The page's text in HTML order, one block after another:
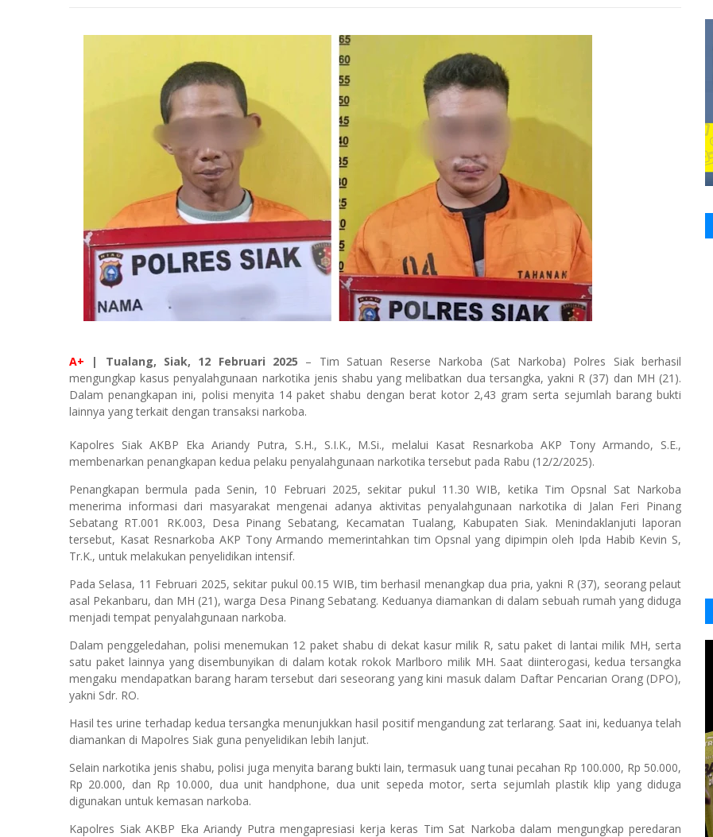
A+ | Tualang, Siak, 12 Februari 2025 – Tim Satuan Reserse Narkoba (Sat Narkoba) Polres Siak berhasil
mengungkap kasus penyalahgunaan narkotika jenis shabu yang melibatkan dua tersangka, yakni R (37) dan MH (21).
Dalam penangkapan ini, polisi menyita 14 paket shabu dengan berat kotor 2,43 gram serta sejumlah barang bukti
lainnya yang terkait dengan transaksi narkoba.
Kapolres Siak AKBP Eka Ariandy Putra, S.H., S.I.K., M.Si., melalui Kasat Resnarkoba AKP Tony Armando, S.E.,
membenarkan penangkapan kedua pelaku penyalahgunaan narkotika tersebut pada Rabu (12/2/2025).
Penangkapan bermula pada Senin, 10 Februari 2025, sekitar pukul 11.30 WIB, ketika Tim Opsnal Sat Narkoba
menerima informasi dari masyarakat mengenai adanya aktivitas penyalahgunaan narkotika di Jalan Feri Pinang
Sebatang RT.001 RK.003, Desa Pinang Sebatang, Kecamatan Tualang, Kabupaten Siak. Menindaklanjuti laporan
tersebut, Kasat Resnarkoba AKP Tony Armando memerintahkan tim Opsnal yang dipimpin oleh Ipda Habib Kevin S,
Tr.K., untuk melakukan penyelidikan intensif.
Pada Selasa, 11 Februari 2025, sekitar pukul 00.15 WIB, tim berhasil menangkap dua pria, yakni R (37), seorang pelaut
asal Pekanbaru, dan MH (21), warga Desa Pinang Sebatang. Keduanya diamankan di dalam sebuah rumah yang diduga
menjadi tempat penyalahgunaan narkoba.
Dalam penggeledahan, polisi menemukan 12 paket shabu di dekat kasur milik R, satu paket di lantai milik MH, serta
satu paket lainnya yang disembunyikan di dalam kotak rokok Marlboro milik MH. Saat diinterogasi, kedua tersangka
mengaku mendapatkan barang haram tersebut dari seseorang yang kini masuk dalam Daftar Pencarian Orang (DPO),
yakni Sdr. RO.
Hasil tes urine terhadap kedua tersangka menunjukkan hasil positif mengandung zat terlarang. Saat ini, keduanya telah
diamankan di Mapolres Siak guna penyelidikan lebih lanjut.
Selain narkotika jenis shabu, polisi juga menyita barang bukti lain, termasuk uang tunai pecahan Rp 100.000, Rp 50.000,
Rp 20.000, dan Rp 10.000, dua unit handphone, dua unit sepeda motor, serta sejumlah plastik klip yang diduga
digunakan untuk kemasan narkoba.
Kapolres Siak AKBP Eka Ariandy Putra mengapresiasi kerja keras Tim Sat Narkoba dalam mengungkap peredaran